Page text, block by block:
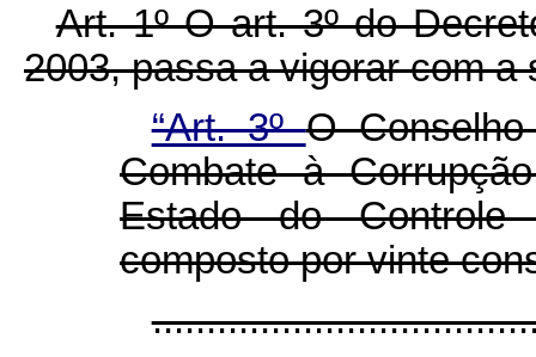
Art. 1º O art. 3º do
2003, passa a vigorar com a
“Art. 3ºO
Combate à
Estado do
composto por vinte